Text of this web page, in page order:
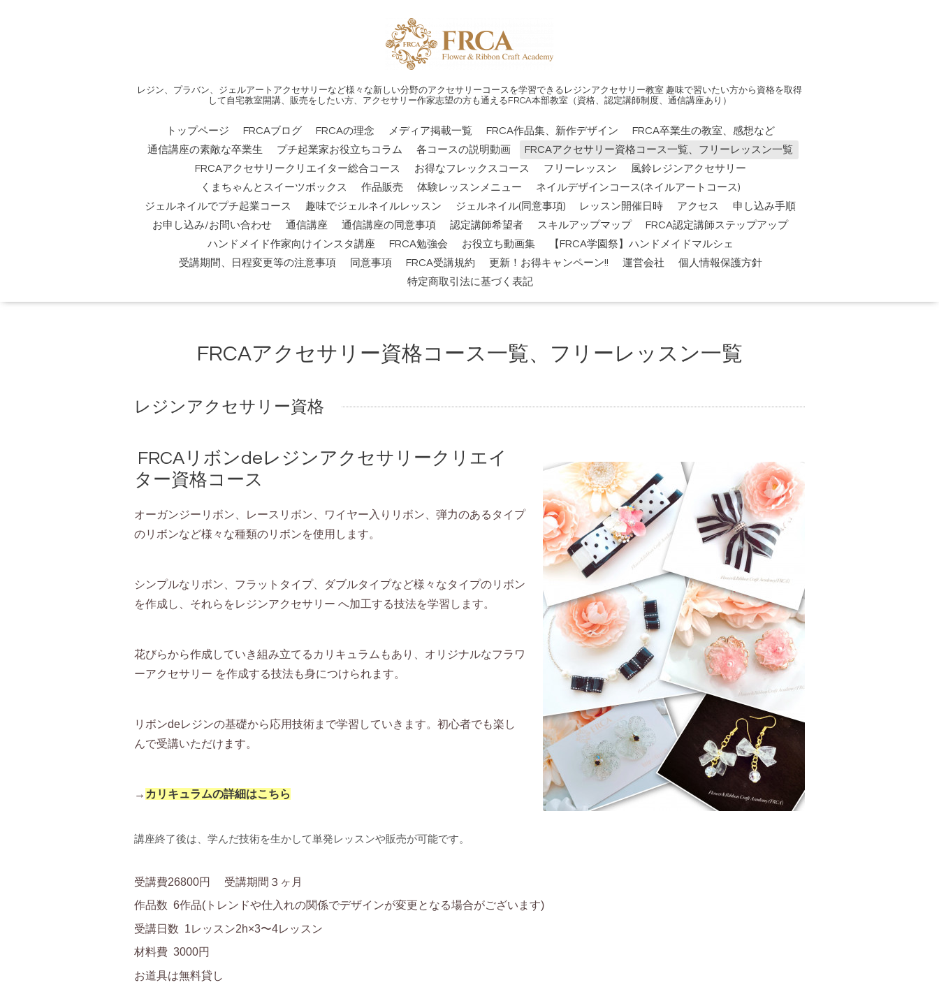
レジン、プラバン、ジェルアートアクセサリーなど様々な新しい分野のアクセサリーコースを学習できるレジンアクセサリー教室 趣味で習いたい方から資格を取得
して自宅教室開講、販売をしたい方、アクセサリー作家志望の方も通えるFRCA本部教室（資格、認定講師制度、通信講座あり）
トップページ FRCAブログ FRCAの理念 メディア掲載一覧 FRCA作品集、新作デザイン
FRCA卒業生の教室、感想など
通信講座の素敵な卒業生
プチ起業家お役立ちコラム 各コースの説明動画
FRCAアクセサリー資格コース一覧、フリーレッスン一覧
FRCAアクセサリークリエイター総合コース
お得なフレックスコース フリーレッスン
風鈴レジンアクセサリー
くまちゃんとスイーツボックス
作品販売 体験レッスンメニュー
ネイルデザインコース(ネイルアートコース)
ジェルネイルでプチ起業コース
趣味でジェルネイルレッスン ジェルネイル(同意事項) レッスン開催日時 アクセス
申し込み手順
お申し込み/お問い合わせ
通信講座 通信講座の同意事項 認定講師希望者 スキルアップマップ
FRCA認定講師ステップアップ
ハンドメイド作家向けインスタ講座
FRCA勉強会 お役立ち動画集
【FRCA学園祭】ハンドメイドマルシェ
受講期間、日程変更等の注意事項
同意事項 FRCA受講規約 更新！お得キャンペーン!! 運営会社
個人情報保護方針
特定商取引法に基づく表記
FRCAアクセサリー資格コース一覧、フリーレッスン一覧
レジンアクセサリー資格
FRCAリボンdeレジンアクセサリークリエイ
ター資格コース
オーガンジーリボン、レースリボン、ワイヤー入りリボン、弾力のあるタイプ
のリボンなど様々な種類のリボンを使用します。
シンプルなリボン、フラットタイプ、ダブルタイプなど様々なタイプのリボン
を作成し、それらをレジンアクセサリー へ加工する技法を学習します。
花びらから作成していき組み立てるカリキュラムもあり、オリジナルなフラワ
ーアクセサリー を作成する技法も身につけられます。
リボンdeレジンの基礎から応用技術まで学習していきます。初心者でも楽し
んで受講いただけます。
→ カリキュラムの詳細はこちら
講座終了後は、学んだ技術を生かして単発レッスンや販売が可能です。
受講費26800円 受講期間３ヶ月
作品数 6作品(トレンドや仕入れの関係でデザインが変更となる場合がございます)
受講日数 1レッスン2h×3〜4レッスン
材料費 3000円
お道具は無料貸し